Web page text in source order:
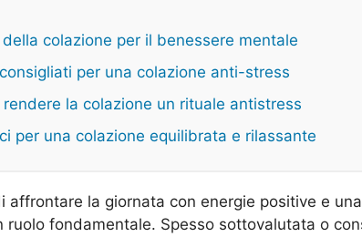
della colazione per il benessere mentale
per una colazione anti-stress
la colazione un rituale antistress
per una colazione equilibrata e rilassante
affrontare la giornata con energie positive e
ruolo fondamentale. Spesso sottovalutata o